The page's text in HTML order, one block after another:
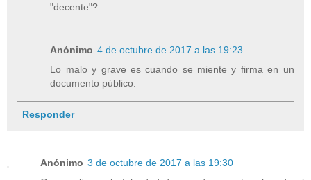
"decente"?
Anónimo 4 de octubre de 2017 a las 19:23
Lo malo y grave es cuando se miente y firma en un
documento público.
Responder
Anónimo 3 de octubre de 2017 a las 19:30